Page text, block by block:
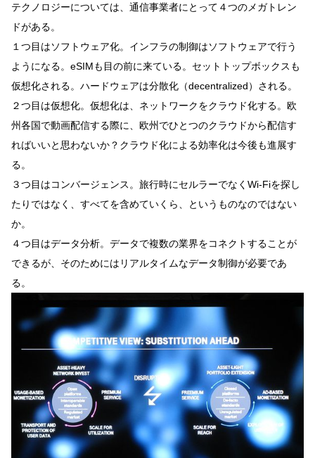
テクノロジーについては、通信事業者にとって４つのメガトレン
ドがある。
１つ目はソフトウェア化。インフラの制御はソフトウェアで行う
ようになる。eSIMも目の前に来ている。セットトップボックスも
仮想化される。ハードウェアは分散化（decentralized）される。
２つ目は仮想化。仮想化は、ネットワークをクラウド化する。欧
州各国で動画配信する際に、欧州でひとつのクラウドから配信す
ればいいと思わないか？クラウド化による効率化は今後も進展す
る。
３つ目はコンバージェンス。旅行時にセルラーでなくWi-Fiを探し
たりではなく、すべてを含めていくら、というものなのではない
か。
４つ目はデータ分析。データで複数の業界をコネクトすることが
できるが、そのためにはリアルタイムなデータ制御が必要であ
る。